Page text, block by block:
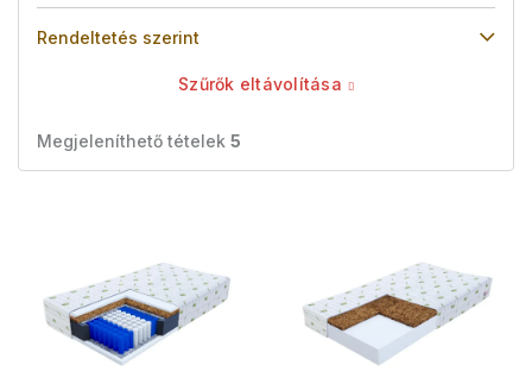
Rendeltetés szerint
Szűrők eltávolítása
Megjeleníthető tételek 5